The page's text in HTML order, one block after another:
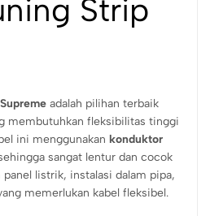
Strip
adalah pilihan terbaik
membutuhkan fleksibilitas tinggi
ini menggunakan konduktor
sangat lentur dan cocok
listrik, instalasi dalam pipa,
memerlukan kabel fleksibel.